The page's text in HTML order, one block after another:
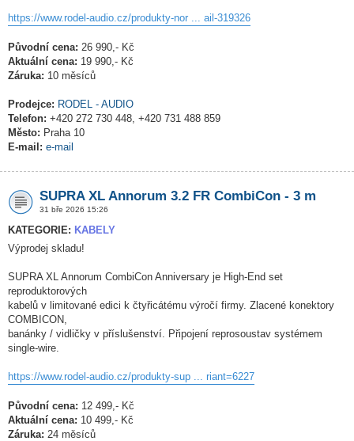
https://www.rodel-audio.cz/produkty-nor ... ail-319326
Původní cena: 26 990,- Kč
Aktuální cena: 19 990,- Kč
Záruka: 10 měsíců
Prodejce: RODEL - AUDIO
Telefon: +420 272 730 448, +420 731 488 859
Město: Praha 10
E-mail: e-mail
SUPRA XL Annorum 3.2 FR CombiCon - 3 m
31 bře 2026 15:26
KATEGORIE: KABELY
Výprodej skladu!
SUPRA XL Annorum CombiCon Anniversary je High-End set
reproduktorových
kabelů v limitované edici k čtyřicátému výročí firmy. Zlacené konektory
COMBICON,
banánky / vidličky v příslušenství. Připojení reprosoustav systémem
single-wire.
https://www.rodel-audio.cz/produkty-sup ... riant=6227
Původní cena: 12 499,- Kč
Aktuální cena: 10 499,- Kč
Záruka: 24 měsíců